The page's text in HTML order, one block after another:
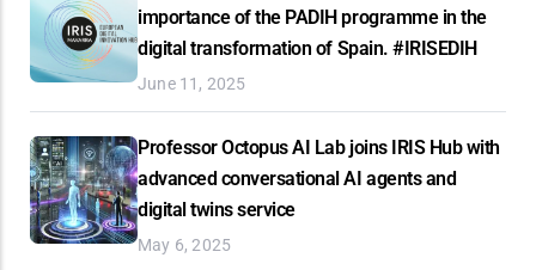
importance of the PADIH programme in the
digital transformation of Spain. #IRISEDIH
June 11, 2025
Professor Octopus AI Lab joins IRIS Hub with
advanced conversational AI agents and
digital twins service
May 6, 2025